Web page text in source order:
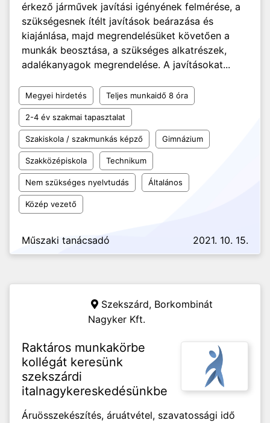
érkező járművek javítási igényének felmérése, a
szükségesnek ítélt javítások beárazása és
kiajánlása, majd megrendelésüket követően a
munkák beosztása, a szükséges alkatrészek,
adalékanyagok megrendelése. A javításokat...
Megyei hirdetés Teljes munkaidő 8 óra
2-4 év szakmai tapasztalat
Szakiskola / szakmunkás képző Gimnázium
Szakközépiskola Technikum
Nem szükséges nyelvtudás Általános
Közép vezető
Műszaki tanácsadó 2021. 10. 15.
Szekszárd, Borkombinát
Nagyker Kft.
Raktáros munkakörbe
kollégát keresünk
szekszárdi
italnagykereskedésünkbe
Áruösszekészítés, áruátvétel, szavatossági idő